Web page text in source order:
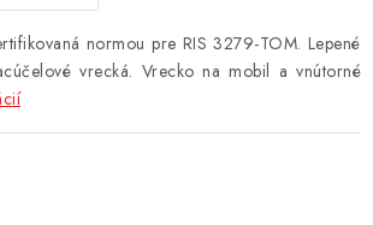
normou pre RIS 3279-TOM. Lepené
vrecká. Vrecko na mobil a vnútorné